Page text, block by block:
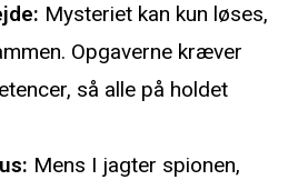
Mysteriet kan kun løses,
Opgaverne kræver
så alle på holdet
Mens I jagter spionen,